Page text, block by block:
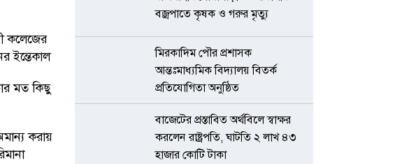
কলেজের
ইন্তেকাল
মত কিছু
করায়
বজ্রপাতে কৃষক ও গরুর মৃত্যু
মিরকাদিম পৌর প্রশাসক
আন্তঃমাধ্যমিক বিদ্যালয় বিতর্ক
প্রতিযোগিতা অনুষ্ঠিত
বাজেটের প্রস্তাবিত অর্থবিলে স্বাক্ষর
করলেন রাষ্ট্রপতি, ঘাটতি ২ লাখ ৪৩
হাজার কোটি টাকা